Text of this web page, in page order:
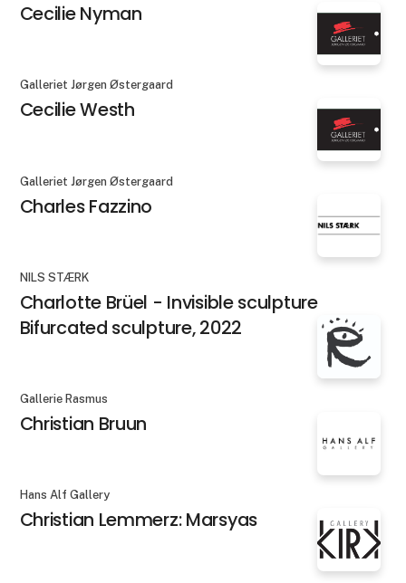
Cecilie Nyman
Galleriet Jørgen Østergaard
Cecilie Westh
Galleriet Jørgen Østergaard
Charles Fazzino
NILS STÆRK
Charlotte Brüel - Invisible sculpture
Bifurcated sculpture, 2022
Gallerie Rasmus
Christian Bruun
Hans Alf Gallery
Christian Lemmerz: Marsyas